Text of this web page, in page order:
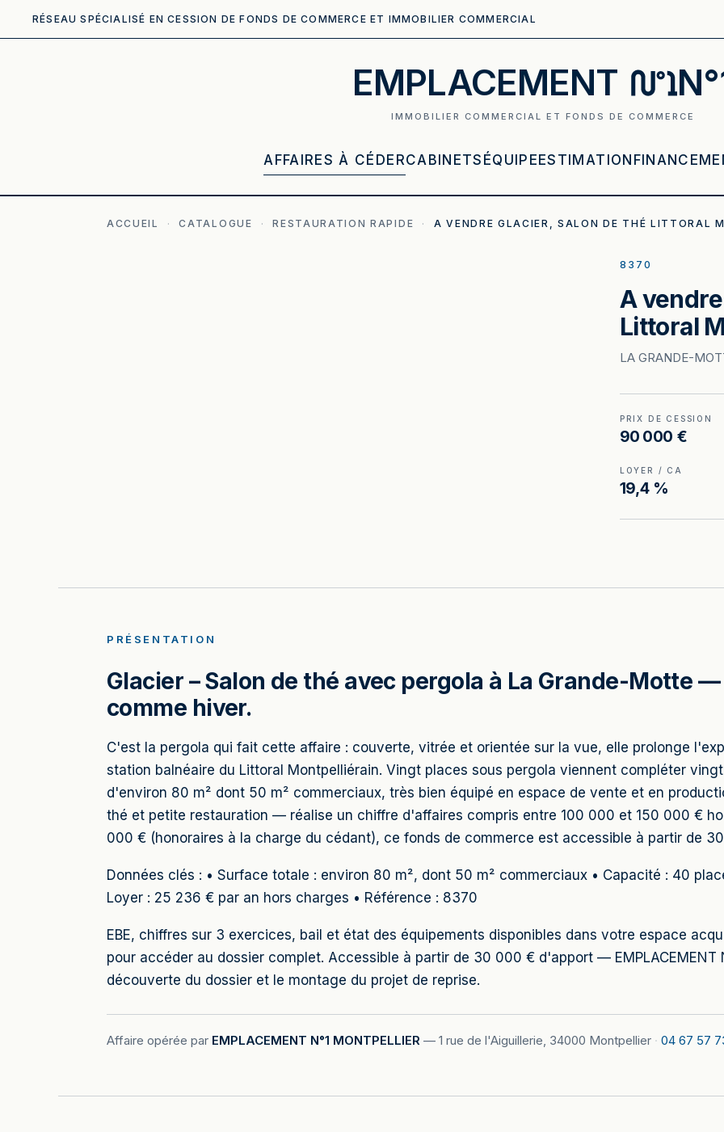
RÉSEAU SPÉCIALISÉ EN CESSION DE FONDS DE COMMERCE ET IMMOBILIER COMMERCIAL
EMPLACEMENT
IMMOBILIER COMMERCIAL ET FONDS DE COMMERCE
AFFAIRES À CÉDERCABINETS ÉQUIPE ESTIMATION
ACCUEIL · CATALOGUE · RESTAURATION RAPIDE · A VENDRE GLACIER, SALON DE THÉ LITTORAL
8370
A
Littoral
LA GRANDE-
PRIX DE CESSION
90 000 €
LOYER / CA
19,4 %
PRÉSENTATION
Glacier – Salon de thé avec pergola à La Grande-Motte
comme hiver.
C'est la pergola qui fait cette affaire : couverte, vitrée et orientée sur la vue, elle prolonge
station balnéaire du Littoral Montpelliérain. Vingt places sous pergola viennent compléter
d'environ 80 m² dont 50 m² commerciaux, très bien équipé en espace de vente et en
thé et petite restauration — réalise un chiffre d'affaires compris entre 100 000 et 150 000 €
000 € (honoraires à la charge du cédant), ce fonds de commerce est accessible à partir de
Données clés : • Surface totale : environ 80 m², dont 50 m² commerciaux • Capacité : 40
Loyer : 25 236 € par an hors charges • Référence : 8370
EBE, chiffres sur 3 exercices, bail et état des équipements disponibles dans votre espace
pour accéder au dossier complet. Accessible à partir de 30 000 € d'apport — EMPLACEMENT
découverte du dossier et le montage du projet de reprise.
Affaire opérée par EMPLACEMENT N°1 MONTPELLIER — 1 rue de l'Aiguillerie, 34000 Montpellier · 04 67 57